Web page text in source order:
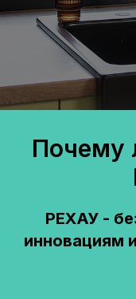
Почему
РЕХАУ -
инновациям